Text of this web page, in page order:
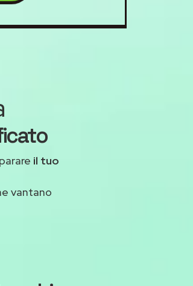
il tuo
vantano